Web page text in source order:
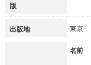
版
出版地 東京
名前